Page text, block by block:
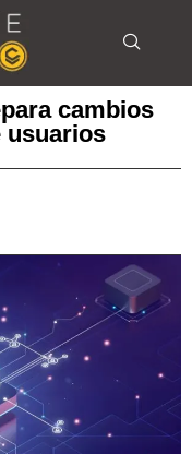
cambios
usuarios